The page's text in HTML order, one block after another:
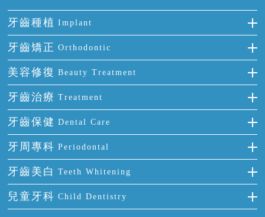
牙齒種植 Implant
種牙
單顆牙缺失
門牙缺失
多顆牙缺失
半口缺失
全口缺失
牙齒矯正 Orthodontic
隱形箍牙
前牙反頜
牙齒擁擠
牙齒前突
牙齒稀疏
美容修復 Beauty Treatment
全瓷牙
烤瓷牙
氟斑牙
四環素牙
活動假牙
牙貼面
牙齒治療 Treatment
補牙
智齒
根管治療
拔牙
牙痛
牙齒保健 Dental Care
正確刷牙
全國愛牙日
預防牙病
牙科通識
牙周專科 Periodontal
牙周炎
牙齦出血
牙齦炎
牙齒美白 Teeth Whitening
冷光美白
兒童牙科 Child Dentistry